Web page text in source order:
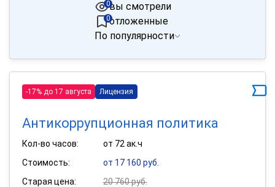
вы смотрели
0
отложенные
0
По популярности
-17% до 17 августа Лицензия
Антикоррупционная политика
Кол-во часов:
от 72 ак.ч
Стоимость:
от 17 160 руб.
Старая цена:
20 760 руб.